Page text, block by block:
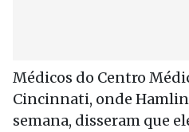
Médicos do Centro
Cincinnati, onde
semana, disseram que